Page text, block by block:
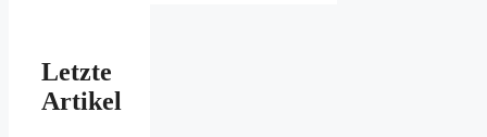
Letzte
Artikel